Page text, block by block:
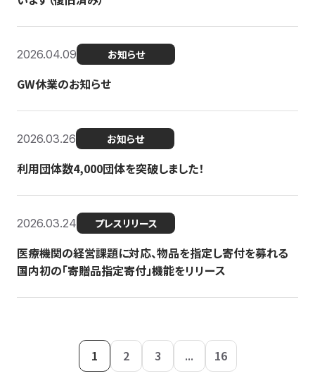
2026.04.09 お知らせ
GW休業のお知らせ
2026.03.26 お知らせ
利用団体数4,000団体を突破しました！
2026.03.24 プレスリリース
医療機関の経営課題に対応、物品を指定し寄付を募れる
国内初の「寄贈品指定寄付」機能をリリース
1 2 3 ... 16